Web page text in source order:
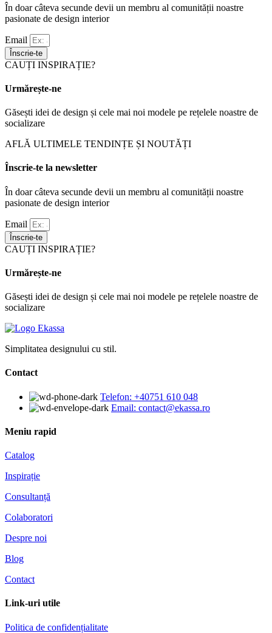
În doar câteva secunde devii un membru al comunității noastre
pasionate de design interior
Email
Înscrie-te
CAUȚI INSPIRAȚIE?
Urmărește-ne
Găsești idei de design și cele mai noi modele pe rețelele noastre de
socializare
AFLĂ ULTIMELE TENDINȚE ȘI NOUTĂȚI
Înscrie-te la newsletter
În doar câteva secunde devii un membru al comunității noastre
pasionate de design interior
Email
Înscrie-te
CAUȚI INSPIRAȚIE?
Urmărește-ne
Găsești idei de design și cele mai noi modele pe rețelele noastre de
socializare
Simplitatea designului cu stil.
Contact
Telefon: +40751 610 048
Email: contact@ekassa.ro
Meniu rapid
Catalog
Inspirație
Consultanță
Colaboratori
Despre noi
Blog
Contact
Link-uri utile
Politica de confidențialitate